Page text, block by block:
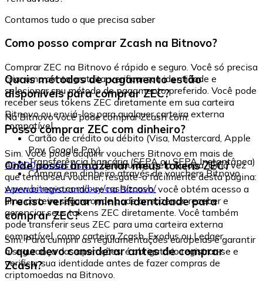
Contamos tudo o que precisa saber
Como posso comprar Zcash na Bitnovo?
Comprar ZEC na Bitnovo é rápido e seguro. Você só precisa
criar uma conta gratuita, verificar sua identidade e
selecionar seu método de pagamento preferido. Você pode
receber seus tokens ZEC diretamente em sua carteira
Bitnovo ou enviá-los para qualquer carteira externa
compatível.
Quais métodos de pagamento estão
disponíveis para comprar ZEC?
Na Bitnovo você pode comprar Zcash com:
Cartão de crédito ou débito (Visa, Mastercard, Apple
Pay, Google Pay)
Transferência bancária (SEPA ou SEPA Instantânea)
Compra em dinheiro através de vouchers Bitnovo
Posso comprar ZEC com dinheiro?
Sim. Você pode adquirir vouchers Bitnovo em mais de
40.000 pontos físicosdistribuídos pela Europa. Uma vez
que tenha seu voucher, resgate-o facilmente desta página:
www.bitnovo.com/buy/cash/zcash/
Onde posso armazenar meus tokens ZEC?
Apenas registrando-se na Bitnovo, você obtém acesso a
uma carteira segura onde pode armazenar, receber e
gerenciar seus tokens ZEC diretamente. Você também
pode transferir seus ZEC para uma carteira externa
compatível, como carteira Zcash, Exodus ou Ledger.
Preciso verificar minha identidade para
comprar ZEC?
Sim. Para cumprir as regulamentações europeias e garantir
a segurança das operações, é obrigatório registrar-se e
verificar sua identidade antes de fazer compras de
criptomoedas na Bitnovo.
O que devo considerar antes de comprar
Zcash?